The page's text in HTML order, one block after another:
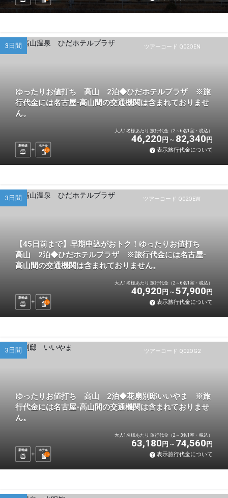
ツアーコード Q02OEN
3日間
ゆったりお値打ち 高山 2泊◆ひだホテルプラザ ※旅
行代金には名古屋-高山間の交通機関は含まれておりませ
ん。
新幹線
ホテル
2泊
大人1名様あたり 旅行代金（2～6名1室・税込）
46,220 円 82,340 円
表示旅行代金について
ツアーコード Q02OEW
3日間
【45日前まで】早期申込がおトク！ゆったりお値打ち
高山 2泊◆ひだホテルプラザ ※旅行代金には名古屋-
高山間の交通機関は含まれておりません。
新幹線
ホテル
2泊
大人1名様あたり 旅行代金（2～6名1室・税込）
40,920 円 57,900 円
表示旅行代金について
ツアーコード Q02OG2
3日間
ゆったりお値打ち 高山 2泊◆花扇別邸いいやま ※旅
行代金には名古屋-高山間の交通機関は含まれておりませ
ん。
新幹線
ホテル
2泊
大人1名様あたり 旅行代金（2～3名1室・税込）
63,180 円 74,560 円
表示旅行代金について